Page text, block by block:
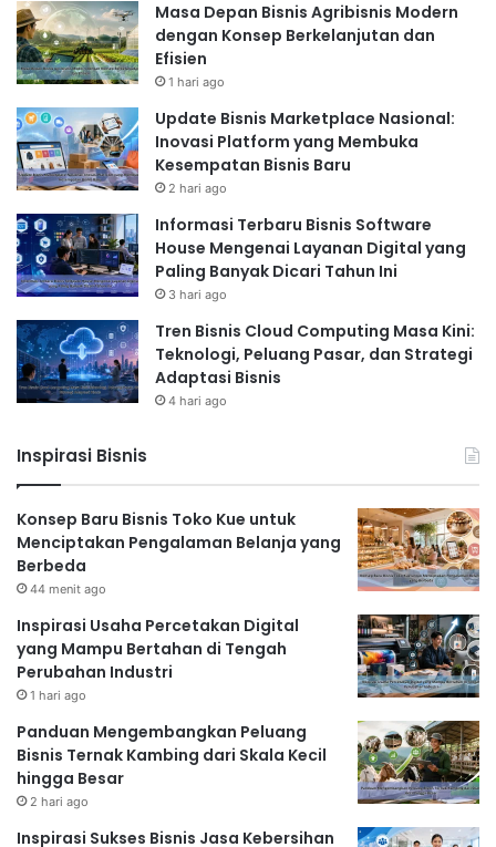
Masa Depan Bisnis Agribisnis Modern
dengan Konsep Berkelanjutan dan
Efisien
1 hari ago
Update Bisnis Marketplace Nasional:
Inovasi Platform yang Membuka
Kesempatan Bisnis Baru
2 hari ago
Informasi Terbaru Bisnis Software
House Mengenai Layanan Digital yang
Paling Banyak Dicari Tahun Ini
3 hari ago
Tren Bisnis Cloud Computing Masa Kini:
Teknologi, Peluang Pasar, dan Strategi
Adaptasi Bisnis
4 hari ago
Inspirasi Bisnis
Konsep Baru Bisnis Toko Kue untuk
Menciptakan Pengalaman Belanja yang
Berbeda
44 menit ago
Inspirasi Usaha Percetakan Digital
yang Mampu Bertahan di Tengah
Perubahan Industri
1 hari ago
Panduan Mengembangkan Peluang
Bisnis Ternak Kambing dari Skala Kecil
hingga Besar
2 hari ago
Inspirasi Sukses Bisnis Jasa Kebersihan